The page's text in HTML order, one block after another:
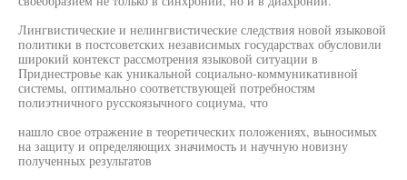
Лингвистические и нелингвистические следствия новой языковой
политики в постсоветских независимых государствах обусловили
широкий контекст рассмотрения языковой ситуации в
Приднестровье как уникальной социально-коммуникативной
системы, оптимально соответствующей потребностям
полиэтничного русскоязычного социума, что
нашло свое отражение в теоретических положениях, выносимых
на защиту и определяющих значимость и научную новизну
полученных результатов